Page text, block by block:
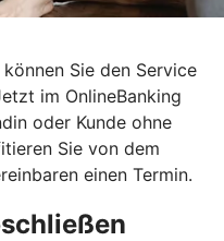
Sie den Service
im OnlineBanking
oder Kunde ohne
Sie von dem
einen Termin.